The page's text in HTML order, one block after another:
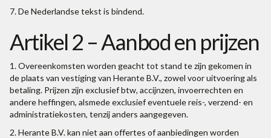
7. De Nederlandse tekst is bindend.
Artikel 2 – Aanbod en prijzen
1. Overeenkomsten worden geacht tot stand te zijn gekomen in
de plaats van vestiging van Herante B.V., zowel voor uitvoering als
betaling. Prijzen zijn exclusief btw, accijnzen, invoerrechten en
andere heffingen, alsmede exclusief eventuele reis-, verzend- en
administratiekosten, tenzij anders aangegeven.
2. Herante B.V. kan niet aan offertes of aanbiedingen worden